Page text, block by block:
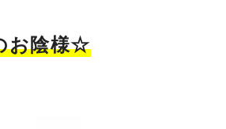
お陰様☆